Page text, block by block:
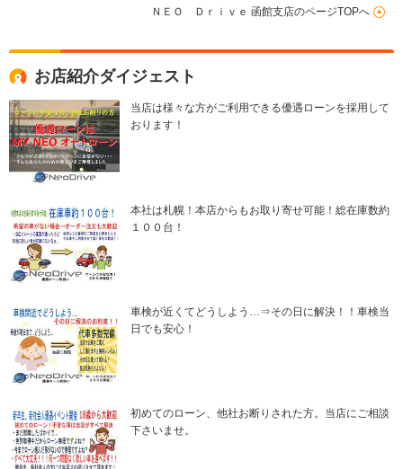
ＮＥＯ Ｄｒｉｖｅ 函館支店のページTOPへ
お店紹介ダイジェスト
当店は様々な方がご利用できる優遇ローンを採用して
おります！
本社は札幌！本店からもお取り寄せ可能！総在庫数約
１００台！
車検が近くてどうしよう…⇒その日に解決！！車検当
日でも安心！
初めてのローン、他社お断りされた方。当店にご相談
下さいませ。